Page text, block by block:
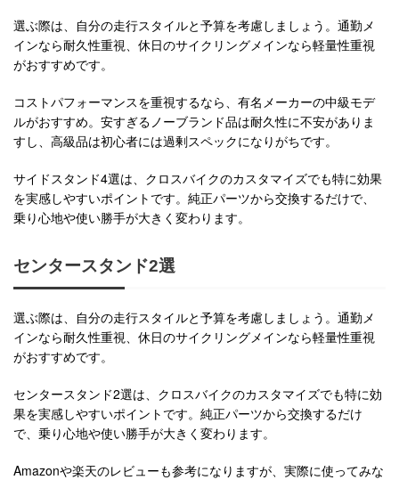
選ぶ際は、自分の走行スタイルと予算を考慮しましょう。通勤メ
インなら耐久性重視、休日のサイクリングメインなら軽量性重視
がおすすめです。
コストパフォーマンスを重視するなら、有名メーカーの中級モデ
ルがおすすめ。安すぎるノーブランド品は耐久性に不安がありま
すし、高級品は初心者には過剰スペックになりがちです。
サイドスタンド4選は、クロスバイクのカスタマイズでも特に効果
を実感しやすいポイントです。純正パーツから交換するだけで、
乗り心地や使い勝手が大きく変わります。
センタースタンド2選
選ぶ際は、自分の走行スタイルと予算を考慮しましょう。通勤メ
インなら耐久性重視、休日のサイクリングメインなら軽量性重視
がおすすめです。
センタースタンド2選は、クロスバイクのカスタマイズでも特に効
果を実感しやすいポイントです。純正パーツから交換するだけ
で、乗り心地や使い勝手が大きく変わります。
Amazonや楽天のレビューも参考になりますが、実際に使ってみな